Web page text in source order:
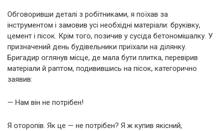
Обговоривши деталі з робітниками, я поїхав за
інструментом і замовив усі необхідні матеріали: бруківку,
цемент і пісок. Крім того, позичив у сусіда бетономішалку. У
призначений день будівельники приїхали на ділянку.
Бригадир оглянув місце, де мала бути плитка, перевірив
матеріали й раптом, подивившись на пісок, категорично
заявив:
— Нам він не потрібен!
Я оторопів. Як це — не потрібен? Я ж купив якісний,